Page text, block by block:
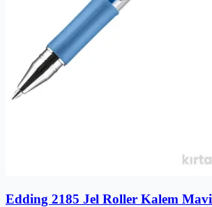
Edding 2185 Jel Roller Kalem Mavi